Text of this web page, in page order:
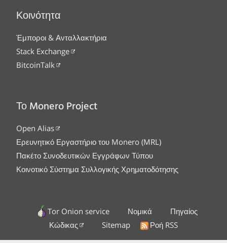
Κοινότητα
Έμποροι & Ανταλλακτήρια
Stack Exchange
BitcoinTalk
Το Monero Project
Open Alias
Ερευνητικό Εργαστήριο του Monero (MRL)
Πακέτο Συνοδευτικών Εγγράφων Τύπου
Κοινοτικό Σύστημα Συλλογικής Χρηματοδότησης
Tor Onion service Νομικά
Πηγαίος
Κώδικας
Sitemap Ροή RSS